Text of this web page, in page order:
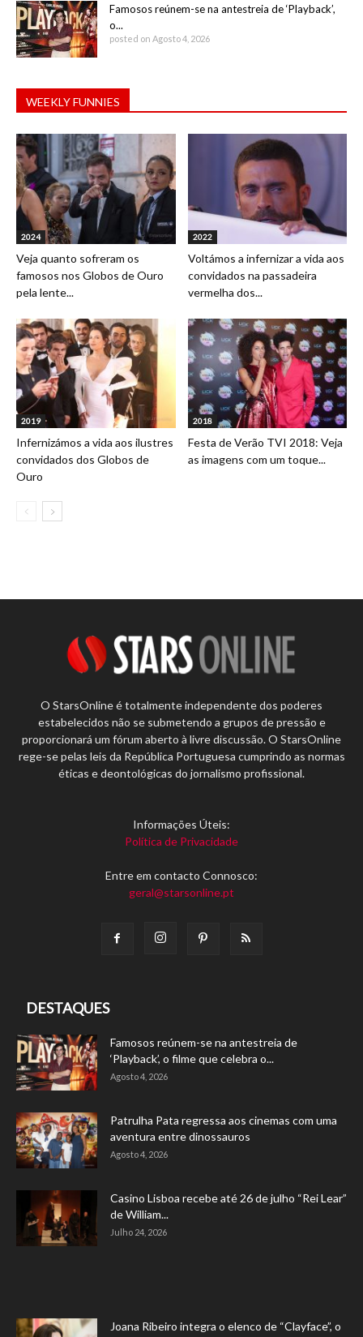
Famosos reúnem-se na antestreia de ‘Playback’,
o...
posted on Agosto 4, 2026
WEEKLY FUNNIES
2024
Veja quanto sofreram os
famosos nos Globos de Ouro
pela lente...
2022
Voltámos a infernizar a vida aos
convidados na passadeira
vermelha dos...
2019
Infernizámos a vida aos ilustres
convidados dos Globos de
Ouro
2018
Festa de Verão TVI 2018: Veja
as imagens com um toque...
O StarsOnline é totalmente independente dos poderes
estabelecidos não se submetendo a grupos de pressão e
proporcionará um fórum aberto à livre discussão. O StarsOnline
rege-se pelas leis da República Portuguesa cumprindo as normas
éticas e deontológicas do jornalismo profissional.
Informações Úteis:
Política de Privacidade
Entre em contacto Connosco:
geral@starsonline.pt
DESTAQUES
Famosos reúnem-se na antestreia de
‘Playback’, o filme que celebra o...
Agosto 4, 2026
Patrulha Pata regressa aos cinemas com uma
aventura entre dinossauros
Agosto 4, 2026
Casino Lisboa recebe até 26 de julho “Rei Lear”
de William...
Julho 24, 2026
Joana Ribeiro integra o elenco de “Clayface”, o